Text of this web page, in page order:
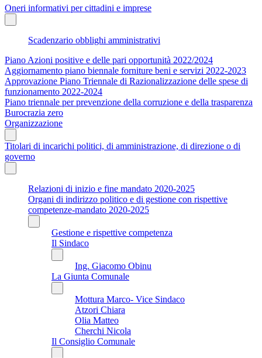
Oneri informativi per cittadini e imprese
Scadenzario obblighi amministrativi
Piano Azioni positive e delle pari opportunità 2022/2024
Aggiornamento piano biennale forniture beni e servizi 2022-2023
Approvazione Piano Triennale di Razionalizzazione delle spese di
funzionamento 2022-2024
Piano triennale per prevenzione della corruzione e della trasparenza
Burocrazia zero
Organizzazione
Titolari di incarichi politici, di amministrazione, di direzione o di
governo
Relazioni di inizio e fine mandato 2020-2025
Organi di indirizzo politico e di gestione con rispettive
competenze-mandato 2020-2025
Gestione e rispettive competenza
Il Sindaco
Ing. Giacomo Obinu
La Giunta Comunale
Mottura Marco- Vice Sindaco
Atzori Chiara
Olia Matteo
Cherchi Nicola
Il Consiglio Comunale